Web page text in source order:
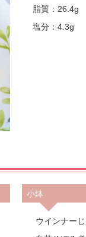
脂質：26.4g
塩分：4.3g
小鉢
ウインナー